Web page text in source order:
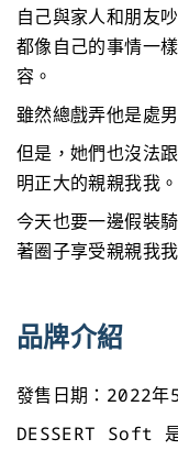
自己與家人和朋友
都像自己的事情一
容。
雖然總戲弄他是處
但是，她們也沒法
明正大的親親我我。
今天也要一邊假裝
著圈子享受親親我
品牌介紹
發售日期：2022年
DESSERT Soft 是